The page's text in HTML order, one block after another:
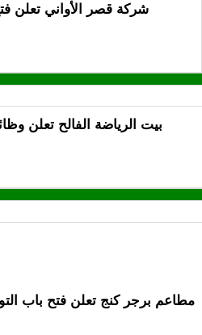
شركة قصر الأواني تعلن
بيت الرياضة الفالح تعلن
مطاعم برجر كنج تعلن فتح باب